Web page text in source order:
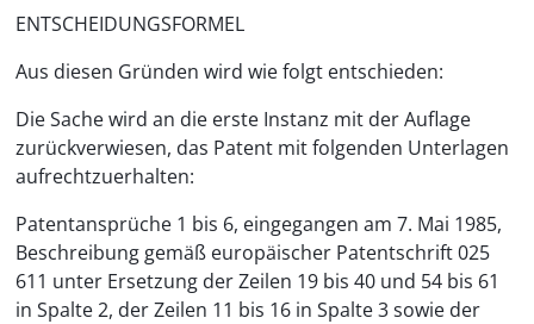
ENTSCHEIDUNGSFORMEL
Aus diesen Gründen wird wie folgt entschieden:
Die Sache wird an die erste Instanz mit der Auflage
zurückverwiesen, das Patent mit folgenden Unterlagen
aufrechtzuerhalten:
Patentansprüche 1 bis 6, eingegangen am 7. Mai 1985,
Beschreibung gemäß europäischer Patentschrift 025
611 unter Ersetzung der Zeilen 19 bis 40 und 54 bis 61
in Spalte 2, der Zeilen 11 bis 16 in Spalte 3 sowie der